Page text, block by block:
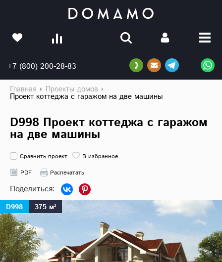
+7 (800) 200-28-83
Главная Проекты домов
Проект коттеджа с гаражом на две машины
D998 Проект коттеджа с гаражом
на две машины
Сравнить проект
В избранное
PDF
Распечатать
D998 375 м²